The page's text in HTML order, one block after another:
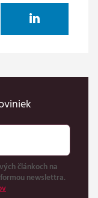
článkoch na
newslettra.